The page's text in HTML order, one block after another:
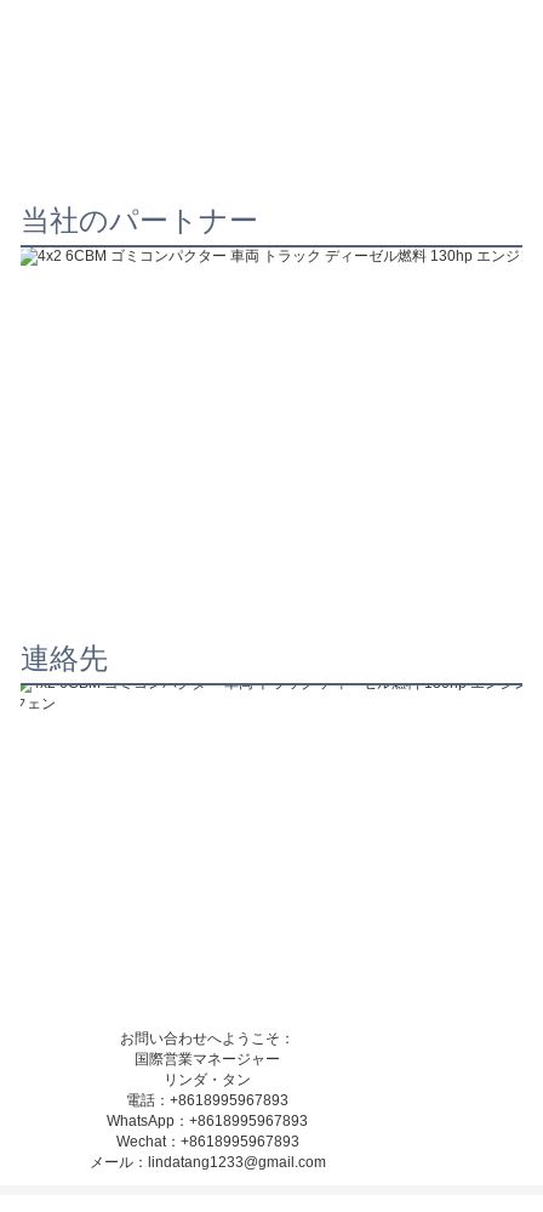
当社のパートナー
連絡先
お問い合わせへようこそ：
国際営業マネージャー
リンダ・タン
電話：+8618995967893
WhatsApp：+8618995967893
Wechat：+8618995967893
メール：lindatang1233@gmail.com